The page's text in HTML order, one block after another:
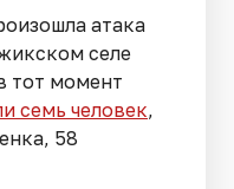
атака
селе
тот момент
семь человек,
58